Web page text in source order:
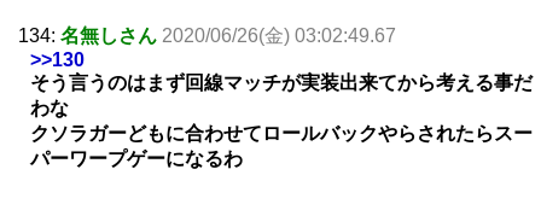
134: 名無しさん 2020/06/26(金) 03:02:49.67
>>130
そう言うのはまず回線マッチが実装出来てから考える事だ
わな
クソラガーどもに合わせてロールバックやらされたらスー
パーワープゲーになるわ